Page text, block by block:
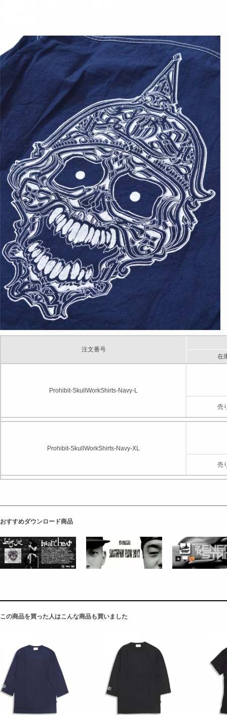
注文番号
在
Prohibit-SkullWorkShirts-Navy-L
売
Prohibit-SkullWorkShirts-Navy-XL
売
おすすめダウンロード商品
この商品を買った人はこんな商品も買いました